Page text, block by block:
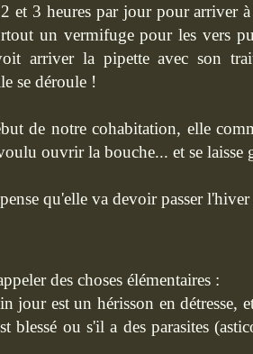
et 3 heures par jour pour arriver
un vermifuge pour les vers
arriver la pipette avec son
se déroule !
de notre cohabitation, elle
ouvrir la bouche... et se
qu'elle va devoir passer l'hiver
des choses élémentaires :
jour est un hérisson en détresse,
blessé ou s'il a des parasites